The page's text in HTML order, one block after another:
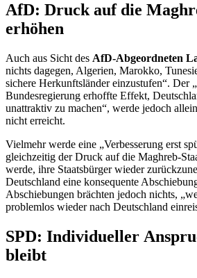
AfD: Druck auf die
erhöhen
Auch aus Sicht des AfD-Abgeordneten
nichts dagegen, Algerien, Marokko,
sichere Herkunftsländer einzustufen“. Der
Bundesregierung erhoffte Effekt,
unattraktiv zu machen“, werde jedoch
nicht erreicht.
Vielmehr werde eine „Verbesserung erst
gleichzeitig der Druck auf die Maghreb-
werde, ihre Staatsbürger wieder
Deutschland eine konsequente
Abschiebungen brächten jedoch nichts,
problemlos wieder nach Deutschland
SPD: Individueller
bleibt